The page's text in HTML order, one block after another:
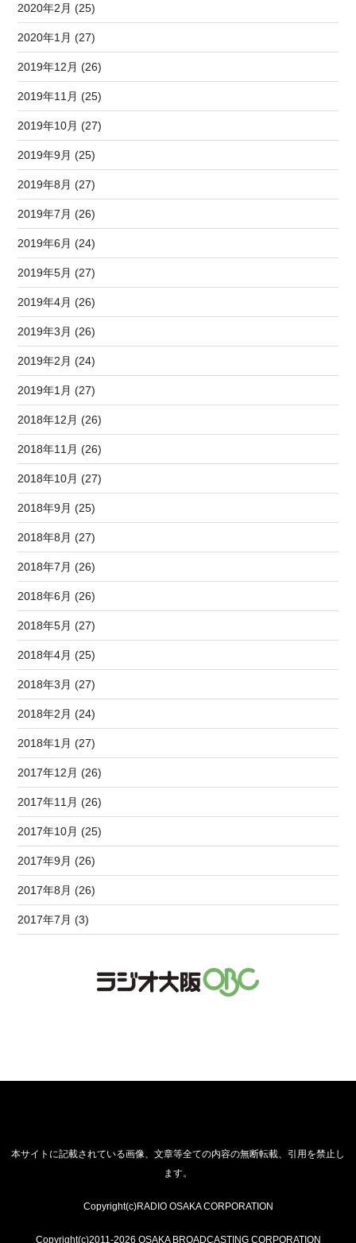
2020年2月 (25)
2020年1月 (27)
2019年12月 (26)
2019年11月 (25)
2019年10月 (27)
2019年9月 (25)
2019年8月 (27)
2019年7月 (26)
2019年6月 (24)
2019年5月 (27)
2019年4月 (26)
2019年3月 (26)
2019年2月 (24)
2019年1月 (27)
2018年12月 (26)
2018年11月 (26)
2018年10月 (27)
2018年9月 (25)
2018年8月 (27)
2018年7月 (26)
2018年6月 (26)
2018年5月 (27)
2018年4月 (25)
2018年3月 (27)
2018年2月 (24)
2018年1月 (27)
2017年12月 (26)
2017年11月 (26)
2017年10月 (25)
2017年9月 (26)
2017年8月 (26)
2017年7月 (3)
本サイトに記載されている画像、文章等全ての内容の無断転載、引用を禁止し
ます。
Copyright(c)RADIO OSAKA CORPORATION
Copyright(c)2011-2026 OSAKA BROADCASTING CORPORATION